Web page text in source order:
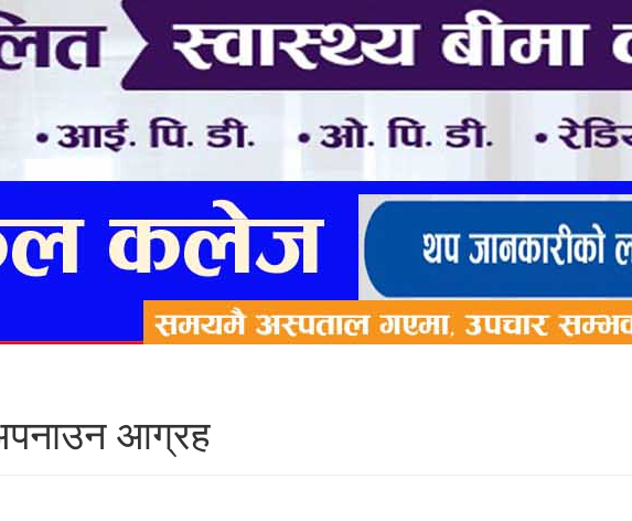
अपनाउन आग्रह